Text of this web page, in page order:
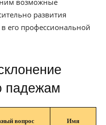
возможные
развития
его профессиональной
падежам
вопрос Имя